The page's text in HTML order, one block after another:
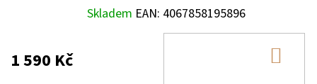
Skladem EAN: 4067858195896
1 590 Kč